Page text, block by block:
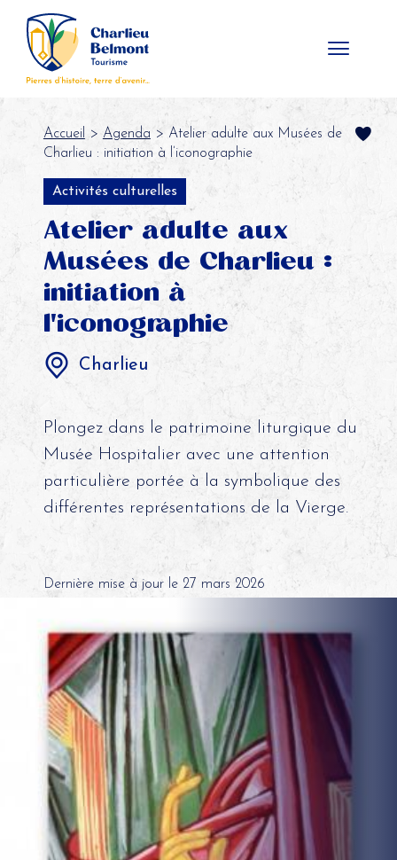
Accueil > Agenda > Atelier adulte aux Musées de
Charlieu : initiation à l’iconographie
Activités culturelles
Atelier adulte aux
Musées de Charlieu :
initiation à
l'iconographie
Charlieu
Plongez dans le patrimoine liturgique du
Musée Hospitalier avec une attention
particulière portée à la symbolique des
différentes représentations de la Vierge.
Dernière mise à jour le 27 mars 2026
Panneau de gestion des cookies